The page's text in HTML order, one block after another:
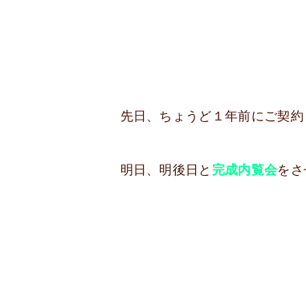
先日、ちょうど１年前にご契
明日、明後日と 完成内覧会をさ